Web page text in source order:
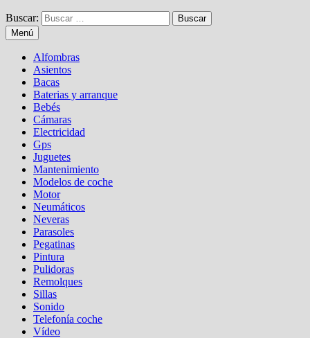
Buscar:
Menú
Alfombras
Asientos
Bacas
Baterias y arranque
Bebés
Cámaras
Electricidad
Gps
Juguetes
Mantenimiento
Modelos de coche
Motor
Neumáticos
Neveras
Parasoles
Pegatinas
Pintura
Pulidoras
Remolques
Sillas
Sonido
Telefonía coche
Vídeo